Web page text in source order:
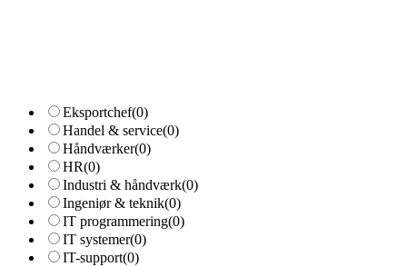
Eksportchef(0)
Handel & service(0)
Håndværker(0)
HR(0)
Industri & håndværk(0)
Ingeniør & teknik(0)
IT programmering(0)
IT systemer(0)
IT-support(0)